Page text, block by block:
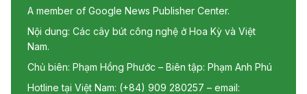
A member of Google News Publisher Center.
Nội dung: Các cây bút công nghệ ở Hoa Kỳ và Việt
Nam.
Chủ biên: Phạm Hồng Phước – Biên tập: Phạm Anh Phú
Hotline tại Việt Nam: (+84) 909 280257 – email: